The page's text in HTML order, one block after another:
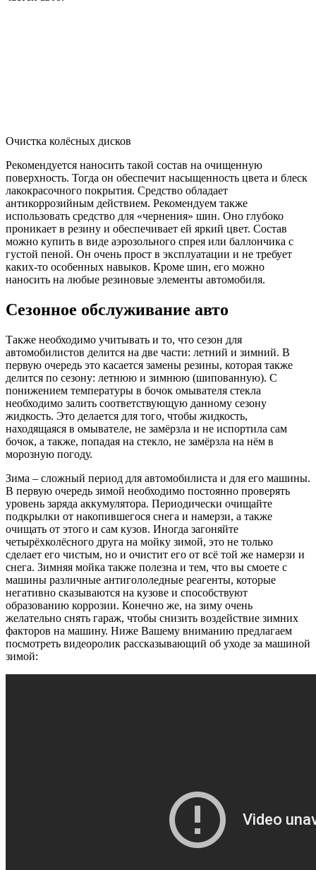
Очистка колёсных дисков
Рекомендуется наносить такой состав на очищенную
поверхность. Тогда он обеспечит насыщенность цвета и блеск
лакокрасочного покрытия. Средство обладает
антикоррозийным действием. Рекомендуем также
использовать средство для «чернения» шин. Оно глубоко
проникает в резину и обеспечивает ей яркий цвет. Состав
можно купить в виде аэрозольного спрея или баллончика с
густой пеной. Он очень прост в эксплуатации и не требует
каких-то особенных навыков. Кроме шин, его можно
наносить на любые резиновые элементы автомобиля.
Сезонное обслуживание авто
Также необходимо учитывать и то, что сезон для
автомобилистов делится на две части: летний и зимний. В
первую очередь это касается замены резины, которая также
делится по сезону: летнюю и зимнюю (шипованную). С
понижением температуры в бочок омывателя стекла
необходимо залить соответствующую данному сезону
жидкость. Это делается для того, чтобы жидкость,
находящаяся в омывателе, не замёрзла и не испортила сам
бочок, а также, попадая на стекло, не замёрзла на нём в
морозную погоду.
Зима – сложный период для автомобилиста и для его машины.
В первую очередь зимой необходимо постоянно проверять
уровень заряда аккумулятора. Периодически очищайте
подкрылки от накопившегося снега и намерзи, а также
очищать от этого и сам кузов. Иногда загоняйте
четырёхколёсного друга на мойку зимой, это не только
сделает его чистым, но и очистит его от всё той же намерзи и
снега. Зимняя мойка также полезна и тем, что вы смоете с
машины различные антигололедные реагенты, которые
негативно сказываются на кузове и способствуют
образованию коррозии. Конечно же, на зиму очень
желательно снять гараж, чтобы снизить воздействие зимних
факторов на машину. Ниже Вашему вниманию предлагаем
посмотреть видеоролик рассказывающий об уходе за машиной
зимой: